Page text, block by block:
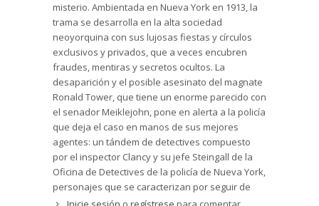
misterio. Ambientada en Nueva York en 1913, la
trama se desarrolla en la alta sociedad
neoyorquina con sus lujosas fiestas y círculos
exclusivos y privados, que a veces encubren
fraudes, mentiras y secretos ocultos. La
desaparición y el posible asesinato del magnate
Ronald Tower, que tiene un enorme parecido con
el senador Meiklejohn, pone en alerta a la policía
que deja el caso en manos de sus mejores
agentes: un tándem de detectives compuesto
por el inspector Clancy y su jefe Steingall de la
Oficina de Detectives de la policía de Nueva York,
personajes que se caracterizan por seguir de
forma rigurosa los procedimientos policíacos.